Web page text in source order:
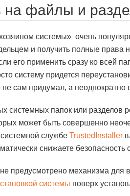
файлы и
системы» очень
и получить полные права
его применить сразу ко всей
систему придется
сам придумал, а
системных папок или разделов
может быть совершенно
службе TrustedInstaller
снижаете безопасность
предусмотрено механизма для
системы поверх